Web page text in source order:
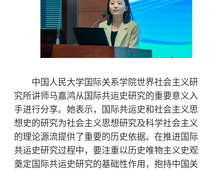
中国人民大学国际关系学院世界社会主义研
究所讲师马嘉鸿从国际共运史研究的重要意义入
手进行分享。她表示，国际共运史和社会主义思
想史的研究为社会主义思想研究及科学社会主义
的理论源流提供了重要的历史依据。在推进国际
共运史研究过程中，要注重以历史唯物主义史观
奠定国际共运史研究的基础性作用，抱持中国关